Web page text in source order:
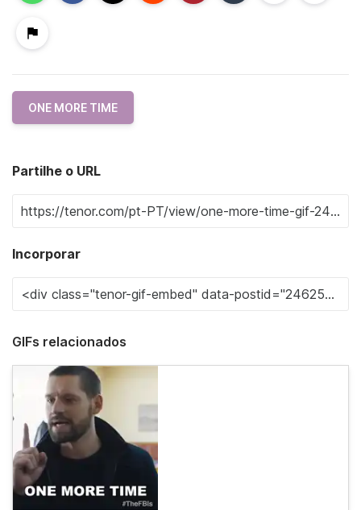
ONE MORE TIME
Partilhe o URL
Incorporar
GIFs relacionados